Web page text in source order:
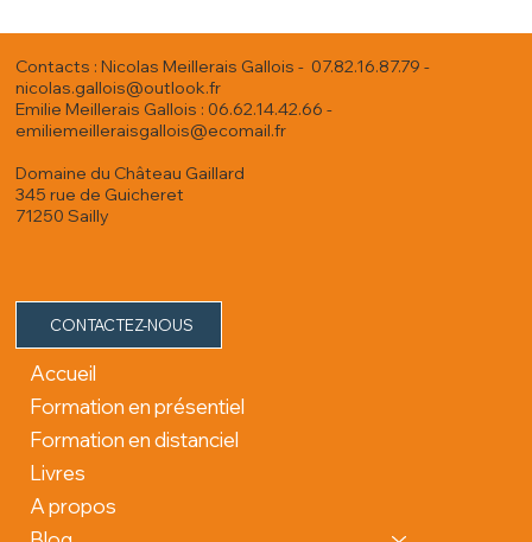
Contacts : Nicolas Meillerais Gallois - 07.82.16.87.79 -
nicolas.gallois@outlook.fr
Emilie Meillerais Gallois : 06.62.14.42.66 -
emiliemeilleraisgallois@ecomail.fr
Domaine du Château Gaillard
345 rue de Guicheret
71250 Sailly
CONTACTEZ-NOUS
Accueil
Formation en présentiel
Formation en distanciel
Livres
A propos